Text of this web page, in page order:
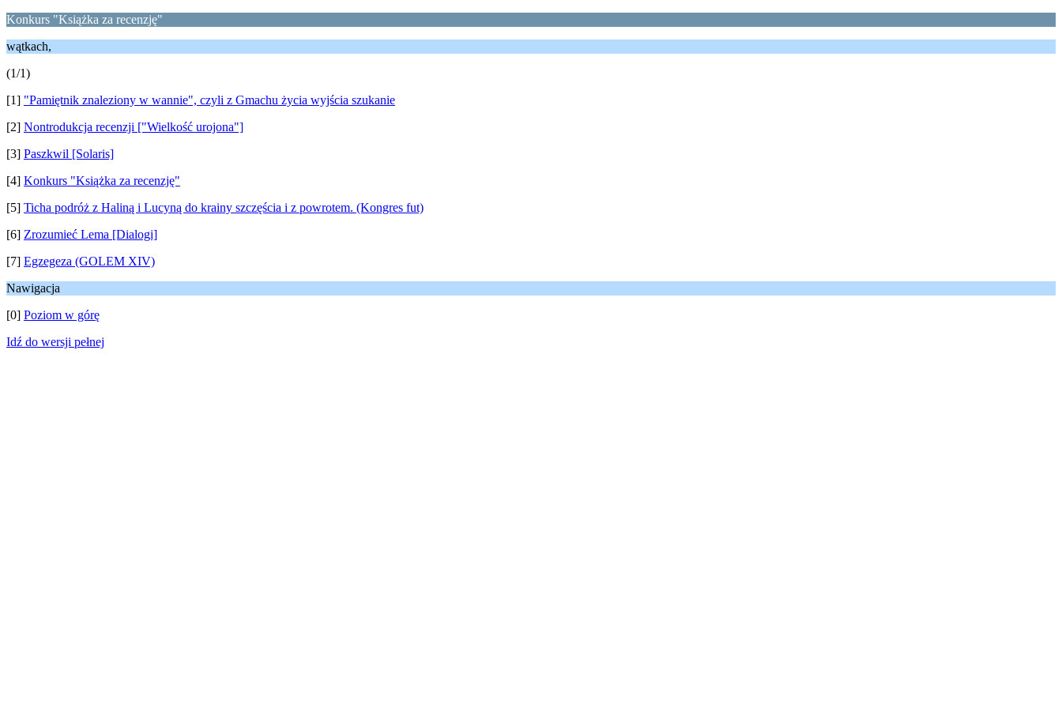
Konkurs "Książka za recenzję"
wątkach,
(1/1)
[1] "Pamiętnik znaleziony w wannie", czyli z Gmachu życia wyjścia szukanie
[2] Nontrodukcja recenzji ["Wielkość urojona"]
[3] Paszkwil [Solaris]
[4] Konkurs "Książka za recenzję"
[5] Ticha podróż z Haliną i Lucyną do krainy szczęścia i z powrotem. (Kongres fut)
[6] Zrozumieć Lema [Dialogi]
[7] Egzegeza (GOLEM XIV)
Nawigacja
[0] Poziom w górę
Idź do wersji pełnej